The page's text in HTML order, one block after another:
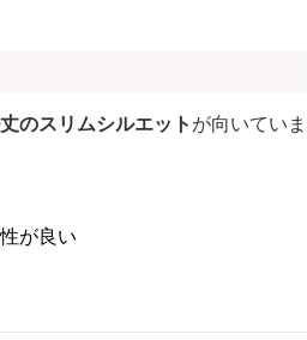
のスリムシルエットが向いていま
が良い